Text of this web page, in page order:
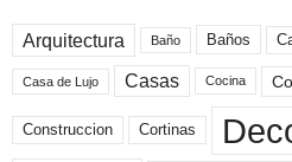
Arquitectura Baño Baños
Casa de Lujo Casas Cocina
Construccion Cortinas